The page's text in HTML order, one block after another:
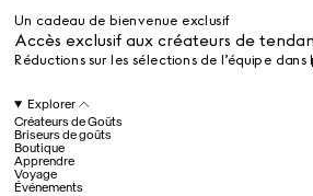
Accès exclusif aux créateurs de
Réductions sur les sélections de l’équipe
Un cadeau de bienvenue exclusif
Explorer
Créateurs de Goûts
Briseurs de goûts
Boutique
Apprendre
Voyage
Événements